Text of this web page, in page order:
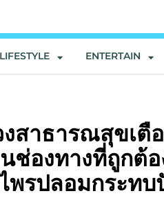
LIFESTYLE ENTERTAIN
งสาธารณสุขเ
ช่องทางที่ถูกต้
พรปลอมกระท